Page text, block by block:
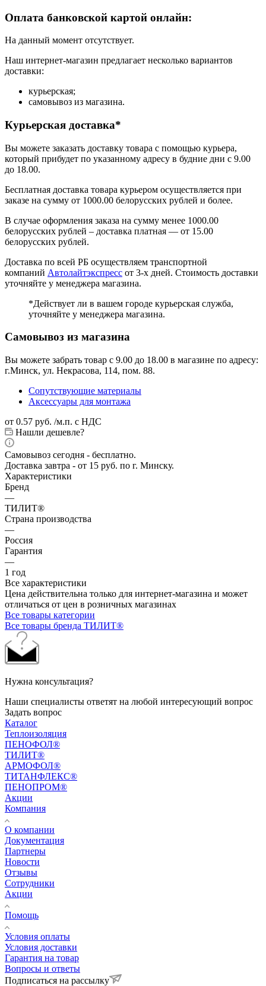
Оплата банковской картой онлайн:
На данный момент отсутствует.
Наш интернет-магазин предлагает несколько вариантов
доставки:
курьерская;
самовывоз из магазина.
Курьерская доставка*
Вы можете заказать доставку товара с помощью курьера,
который прибудет по указанному адресу в будние дни с 9.00
до 18.00.
Бесплатная доставка товара курьером осуществляется при
заказе на сумму от 1000.00 белорусских рублей и более.
В случае оформления заказа на сумму менее 1000.00
белорусских рублей – доставка платная — от 15.00
белорусских рублей.
Доставка по всей РБ осуществляем транспортной
компаний Автолайтэкспресс от 3-х дней. Стоимость доставки
уточняйте у менеджера магазина.
*Действует ли в вашем городе курьерская служба,
уточняйте у менеджера магазина.
Самовывоз из магазина
Вы можете забрать товар с 9.00 до 18.00 в магазине по адресу:
г.Минск, ул. Некрасова, 114, пом. 88.
Сопутствующие материалы
Аксессуары для монтажа
от 0.57 руб. /м.п. с НДС
Нашли дешевле?
Самовывоз сегодня - бесплатно.
Доставка завтра - от 15 руб. по г. Минску.
Характеристики
Бренд
—
ТИЛИТ®
Страна производства
—
Россия
Гарантия
—
1 год
Все характеристики
Цена действительна только для интернет-магазина и может
отличаться от цен в розничных магазинах
Все товары категории
Все товары бренда ТИЛИТ®
Нужна консультация?
Наши специалисты ответят на любой интересующий вопрос
Задать вопрос
Каталог
Теплоизоляция
ПЕНОФОЛ®
ТИЛИТ®
АРМОФОЛ®
ТИТАНФЛЕКС®
ПЕНОПРОМ®
Акции
Компания
О компании
Документация
Партнеры
Новости
Отзывы
Сотрудники
Акции
Помощь
Условия оплаты
Условия доставки
Гарантия на товар
Вопросы и ответы
Подписаться на рассылку